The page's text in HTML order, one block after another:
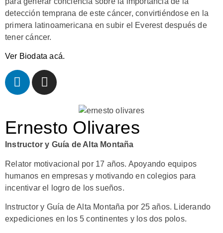
detección temprana de este cáncer, convirtiéndose en la
primera latinoamericana en subir el Everest después de
tener cáncer.
Ver Biodata acá.
Ernesto Olivares
Instructor y Guía de Alta Montaña
Relator motivacional por 17 años. Apoyando equipos
humanos en empresas y motivando en colegios para
incentivar el logro de los sueños.
Instructor y Guía de Alta Montaña por 25 años. Liderando
expediciones en los 5 continentes y los dos polos.